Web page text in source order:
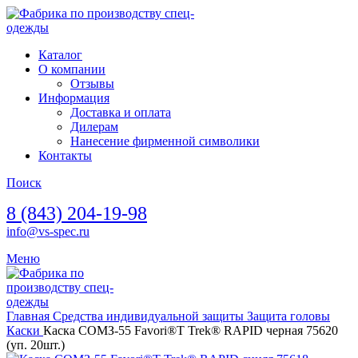
Каталог
О компании
Отзывы
Информация
Доставка и оплата
Дилерам
Нанесение фирменной символики
Контакты
Поиск
8 (843) 204-19-98
info@vs-spec.ru
Меню
Главная Средства индивидуальной защиты Защита головы
Каски Каска СОМЗ-55 Favori®T Trek® RAPID черная 75620
(уп. 20шт.)